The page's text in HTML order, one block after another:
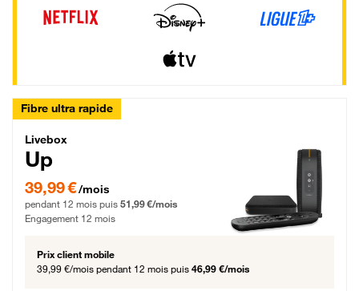
Fibre ultra rapide
Livebox Up Fibre
Livebox
Up
39,99 € par mois pendant 12 mois puis 51,99 € par mois, Engagement 12 mois
39,99 €/mois
pendant 12 mois puis 51,99 €/mois
Engagement 12 mois
Prix client mobile
39,99 €/mois pendant 12 mois puis 46,99 €/mois